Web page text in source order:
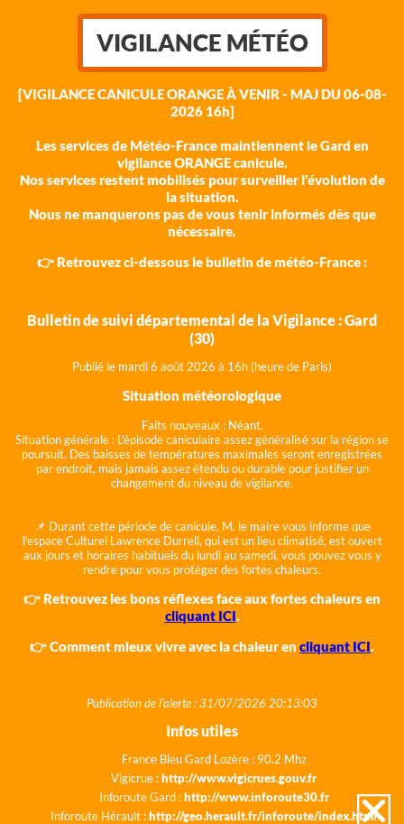
VIGILANCE MÉTÉO
[VIGILANCE CANICULE ORANGE À VENIR - MAJ DU 06-08-
2026 16h]
Les services de Météo-France maintiennent le Gard en
vigilance ORANGE canicule.
Nos services restent mobilisés pour surveiller l'évolution de
la situation.
Nous ne manquerons pas de vous tenir informés dès que
nécessaire.
👉 Retrouvez ci-dessous le bulletin de météo-France :
Bulletin de suivi départemental de la Vigilance : Gard
(30)
Publié le mardi 6 août 2026 à 16h (heure de Paris)
Situation météorologique
Faits nouveaux : Néant.
Situation générale : L'épisode caniculaire assez généralisé sur la région se
poursuit. Des baisses de températures maximales seront enregistrées
par endroit, mais jamais assez étendu ou durable pour justifier un
changement du niveau de vigilance.
📌 Durant cette période de canicule, M. le maire vous informe que
l'espace Culturel Lawrence Durrell, qui est un lieu climatisé, est ouvert
aux jours et horaires habituels du lundi au samedi, vous pouvez vous y
rendre pour vous protéger des fortes chaleurs.
👉 Retrouvez les bons réflexes face aux fortes chaleurs en
cliquant ICI.
👉 Comment mieux vivre avec la chaleur en cliquant ICI.
Publication de l'alerte : 31/07/2026 20:13:03
Infos utiles
France Bleu Gard Lozère : 90.2 Mhz
Vigicrue :http://www.vigicrues.gouv.fr
Inforoute Gard :http://www.inforoute30.fr
Inforoute Hérault :http://geo.herault.fr/inforoute/index.html